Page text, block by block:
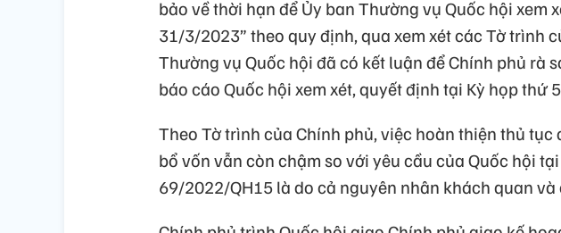
bảo về thời hạn để Ủy ban Thường vụ Quốc hội xem
31/3/2023” theo quy định, qua xem xét các Tờ trình
Thường vụ Quốc hội đã có kết luận để Chính phủ rà
báo cáo Quốc hội xem xét, quyết định tại Kỳ họp thứ
Theo Tờ trình của Chính phủ, việc hoàn thiện thủ
bổ vốn vẫn còn chậm so với yêu cầu của Quốc hội
69/2022/QH15 là do cả nguyên nhân khách quan và